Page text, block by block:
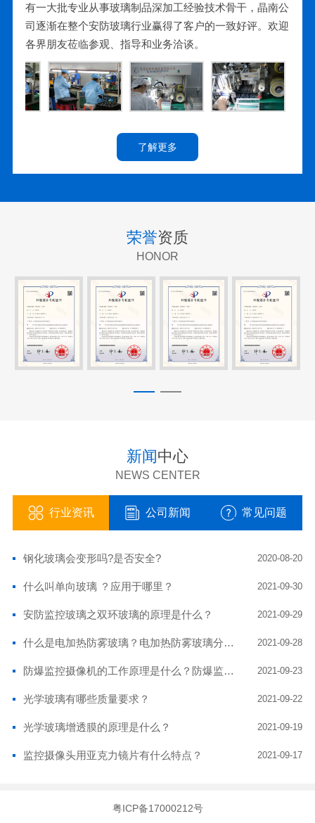
有一大批专业从事玻璃制品深加工经验技术骨干，晶南公
司逐渐在整个安防玻璃行业赢得了客户的一致好评。欢迎
各界朋友莅临参观、指导和业务洽谈。
了解更多
荣誉资质
HONOR
新闻中心
NEWS CENTER
行业资讯 公司新闻 常见问题
钢化玻璃会变形吗?是否安全? 2020-08-20
什么叫单向玻璃 ？应用于哪里？ 2021-09-30
安防监控玻璃之双环玻璃的原理是什么？ 2021-09-29
什么是电加热防雾玻璃？电加热防雾玻璃分有哪几种？电加热玻璃有什么优点？ 2021-09-28
防爆监控摄像机的工作原理是什么？防爆监控摄像头玻璃耐高温吗？ 2021-09-23
光学玻璃有哪些质量要求？ 2021-09-22
光学玻璃增透膜的原理是什么？ 2021-09-19
监控摄像头用亚克力镜片有什么特点？ 2021-09-17
粤ICP备17000212号